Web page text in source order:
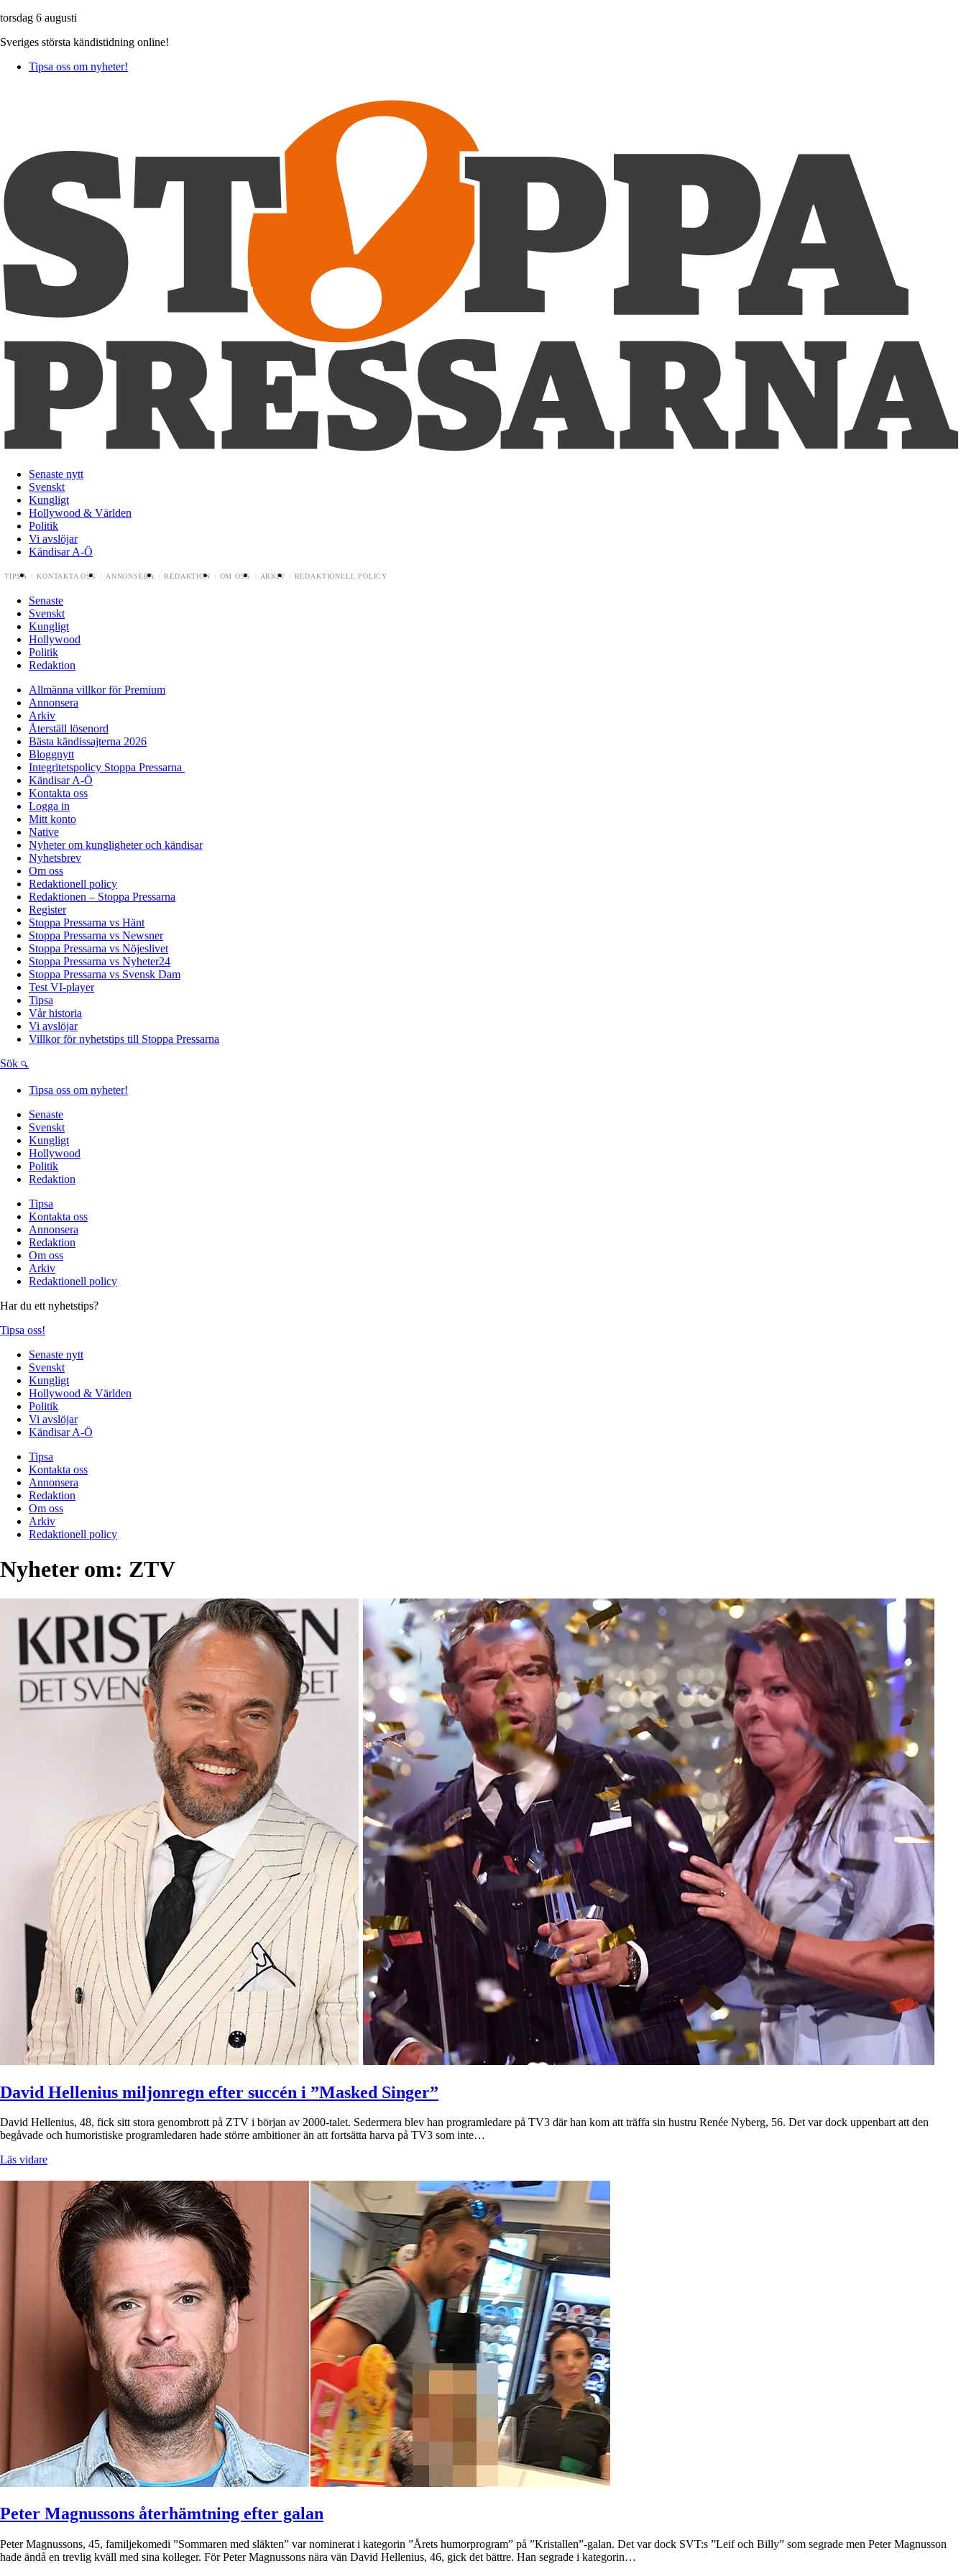
torsdag 6 augusti
Sveriges största kändistidning online!
Tipsa oss om nyheter!
Senaste nytt
Svenskt
Kungligt
Hollywood & Världen
Politik
Vi avslöjar
Kändisar A-Ö
TIPSA KONTAKTA OSS ANNONSERA REDAKTION OM OSS ARKIV REDAKTIONELL POLICY
Senaste
Svenskt
Kungligt
Hollywood
Politik
Redaktion
Allmänna villkor för Premium
Annonsera
Arkiv
Återställ lösenord
Bästa kändissajterna 2026
Bloggnytt
Integritetspolicy Stoppa Pressarna
Kändisar A-Ö
Kontakta oss
Logga in
Mitt konto
Native
Nyheter om kungligheter och kändisar
Nyhetsbrev
Om oss
Redaktionell policy
Redaktionen – Stoppa Pressarna
Register
Stoppa Pressarna vs Hänt
Stoppa Pressarna vs Newsner
Stoppa Pressarna vs Nöjeslivet
Stoppa Pressarna vs Nyheter24
Stoppa Pressarna vs Svensk Dam
Test VI-player
Tipsa
Vår historia
Vi avslöjar
Villkor för nyhetstips till Stoppa Pressarna
Sök
Tipsa oss om nyheter!
Senaste
Svenskt
Kungligt
Hollywood
Politik
Redaktion
Tipsa
Kontakta oss
Annonsera
Redaktion
Om oss
Arkiv
Redaktionell policy
Har du ett nyhetstips?
Tipsa oss!
Senaste nytt
Svenskt
Kungligt
Hollywood & Världen
Politik
Vi avslöjar
Kändisar A-Ö
Tipsa
Kontakta oss
Annonsera
Redaktion
Om oss
Arkiv
Redaktionell policy
Nyheter om: ZTV
David Hellenius miljonregn efter succén i ”Masked Singer”
David Hellenius, 48, fick sitt stora genombrott på ZTV i början av 2000-talet. Sedermera blev han programledare på TV3 där han kom att träffa sin hustru Renée Nyberg, 56. Det var dock uppenbart att den
begåvade och humoristiske programledaren hade större ambitioner än att fortsätta harva på TV3 som inte…
Läs vidare
Peter Magnussons återhämtning efter galan
Peter Magnussons, 45, familjekomedi ”Sommaren med släkten” var nominerat i kategorin ”Årets humorprogram” på ”Kristallen”-galan. Det var dock SVT:s ”Leif och Billy” som segrade men Peter Magnusson
hade ändå en trevlig kväll med sina kolleger. För Peter Magnussons nära vän David Hellenius, 46, gick det bättre. Han segrade i kategorin…